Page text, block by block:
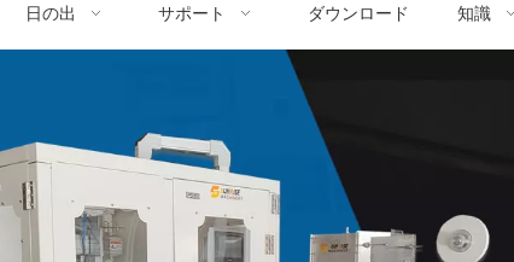
日の出 サポート ダウンロード 知識